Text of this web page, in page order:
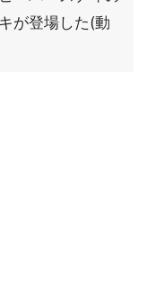
が登場した(動